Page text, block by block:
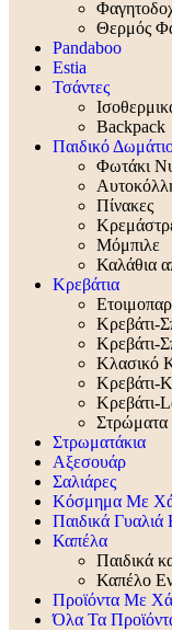
Θερμός
Pandaboo
Estia
Τσάντες
Backpack
Παιδικό
Φωτάκι
Πίνακες
Μόμπιλε
Καλάθια
Κρεβάτια
Κρεβάτι-
Κρεβάτι-
Κλασικό
Κρεβάτι-
Κρεβάτι-
Στρώματα
Στρωματάκια
Αξεσουάρ
Σαλιάρες
Κόσμημα Με
Παιδικά Γυαλιά
Καπέλα
Παιδικά
Καπέλο
Προϊόντα Με
Όλα Τα